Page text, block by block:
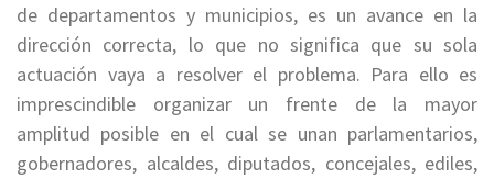
de departamentos y municipios, es un avance en la
dirección correcta, lo que no significa que su sola
actuación vaya a resolver el problema. Para ello es
imprescindible organizar un frente de la mayor
amplitud posible en el cual se unan parlamentarios,
gobernadores, alcaldes, diputados, concejales, ediles,